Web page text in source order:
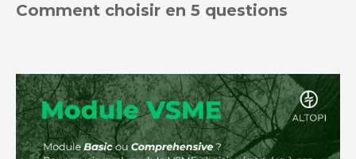
Comment choisir en 5 questions